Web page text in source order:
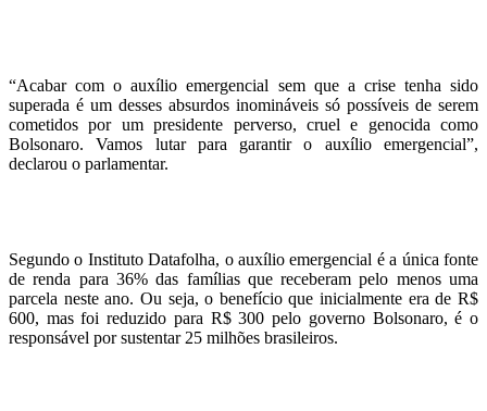
“Acabar com o auxílio emergencial sem que a crise tenha sido
superada é um desses absurdos inomináveis só possíveis de serem
cometidos por um presidente perverso, cruel e genocida como
Bolsonaro. Vamos lutar para garantir o auxílio emergencial”,
declarou o parlamentar.
Segundo o Instituto Datafolha, o auxílio emergencial é a única fonte
de renda para 36% das famílias que receberam pelo menos uma
parcela neste ano. Ou seja, o benefício que inicialmente era de R$
600, mas foi reduzido para R$ 300 pelo governo Bolsonaro, é o
responsável por sustentar 25 milhões brasileiros.